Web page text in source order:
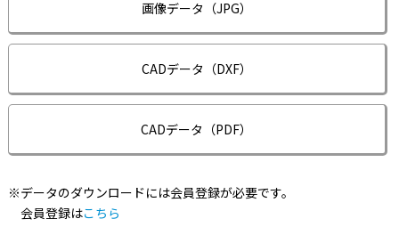
画像データ（JPG）
CADデータ（DXF）
CADデータ（PDF）
※データのダウンロードには会員登録が必要です。
会員登録はこちら